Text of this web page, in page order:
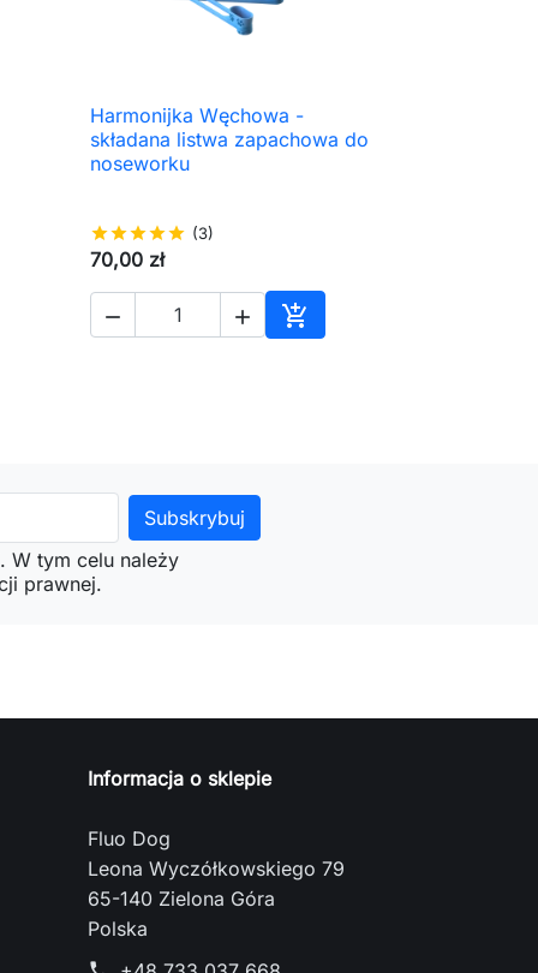
do koszyka
 Szybki podgląd
Harmonijka Węchowa -
składana listwa zapachowa do
noseworku
starstarstarstarstar (3)
70,00 zł
  
Dodaj do koszyka
W tym celu należy
prawnej.
Informacja o sklepie
Fluo Dog
Leona Wyczółkowskiego 79
65-140 Zielona Góra
Polska